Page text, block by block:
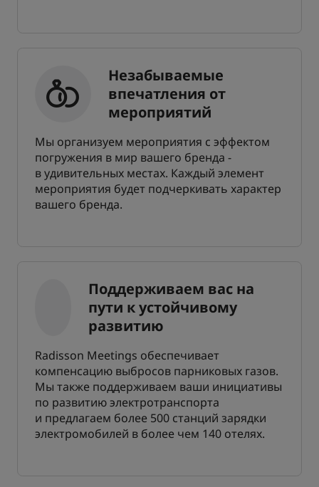
Незабываемые
впечатления от
мероприятий
Мы организуем мероприятия с эффектом
погружения в мир вашего бренда -
в удивительных местах. Каждый элемент
мероприятия будет подчеркивать характер
вашего бренда.
Поддерживаем вас на
пути к устойчивому
развитию
Radisson Meetings обеспечивает
компенсацию выбросов парниковых газов.
Мы также поддерживаем ваши инициативы
по развитию электротранспорта
и предлагаем более 500 станций зарядки
электромобилей в более чем 140 отелях.